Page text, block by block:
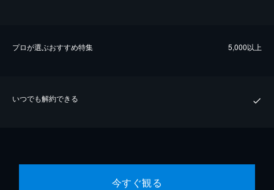
プロが選ぶおすすめ特集 5,000以上
いつでも解約できる
今すぐ観る